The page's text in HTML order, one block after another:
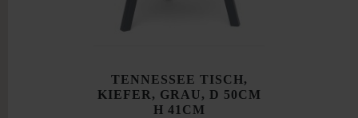
TENNESSEE TISCH,
KIEFER, GRAU, D 50CM
H 41CM